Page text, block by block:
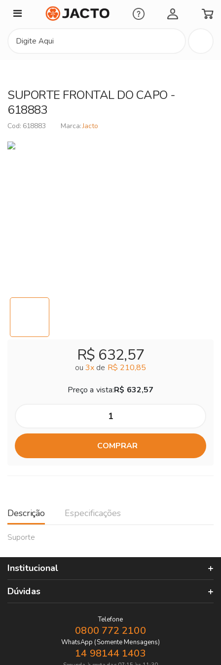
Minha Conta
SUPORTE FRONTAL DO CAPO -
618883
618883 Jacto
R$ 632,57
ou 3x de R$ 210,85
Preço a vista:R$ 632,57
COMPRAR
Descrição Especificações
Suporte
Institucional
Dúvidas
Telefone
0800 772 2100
WhatsApp (Somente Mensagens)
14 98144 1403